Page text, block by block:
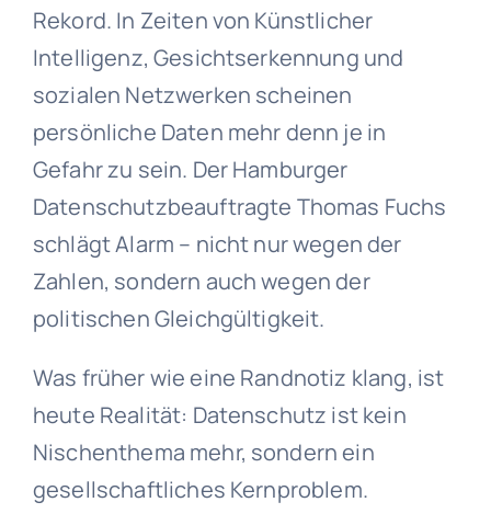
Rekord. In Zeiten von Künstlicher
Intelligenz, Gesichtserkennung und
sozialen Netzwerken scheinen
persönliche Daten mehr denn je in
Gefahr zu sein. Der Hamburger
Datenschutzbeauftragte Thomas Fuchs
schlägt Alarm – nicht nur wegen der
Zahlen, sondern auch wegen der
politischen Gleichgültigkeit.
Was früher wie eine Randnotiz klang, ist
heute Realität: Datenschutz ist kein
Nischenthema mehr, sondern ein
gesellschaftliches Kernproblem.